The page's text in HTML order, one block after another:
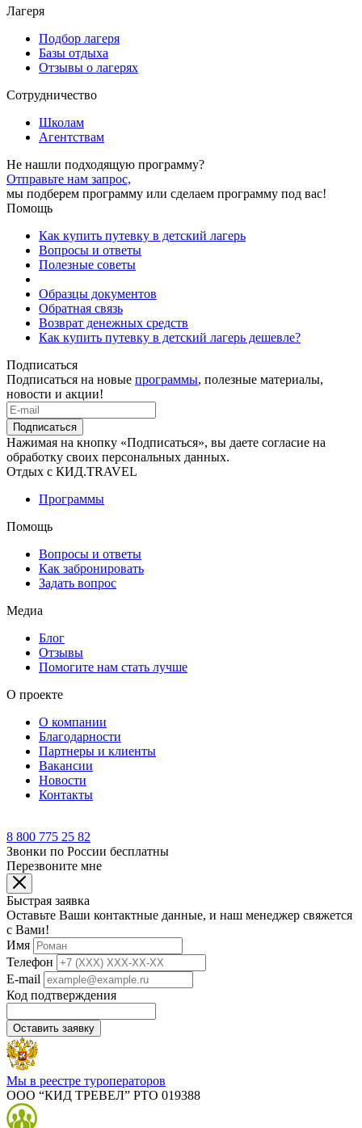
Лагеря
Подбор лагеря
Базы отдыха
Отзывы о лагерях
Сотрудничество
Школам
Агентствам
Не нашли подходящую программу?
Отправьте нам запрос,
мы подберем программу или сделаем программу под вас!
Помощь
Как купить путевку в детский лагерь
Вопросы и ответы
Полезные советы
Образцы документов
Обратная связь
Возврат денежных средств
Как купить путевку в детский лагерь дешевле?
Подписаться
Подписаться на новые программы, полезные материалы,
новости и акции!
Подписаться
Нажимая на кнопку «Подписаться», вы даете согласие на
обработку своих персональных данных.
Отдых с КИД.TRAVEL
Программы
Помощь
Вопросы и ответы
Как забронировать
Задать вопрос
Медиа
Блог
Отзывы
Помогите нам стать лучше
О проекте
О компании
Благодарности
Партнеры и клиенты
Вакансии
Новости
Контакты
8 800 775 25 82
Звонки по России бесплатны
Перезвоните мне
Быстрая заявка
Оставьте Ваши контактные данные, и наш менеджер свяжется
с Вами!
Имя
Телефон
E-mail
Код подтверждения
Оставить заявку
Мы в реестре туроператоров
ООО “КИД ТРЕВЕЛ” РТО 019388